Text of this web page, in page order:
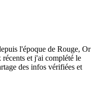
l'époque de Rouge, Or
et j'ai complété le
des infos vérifiées et